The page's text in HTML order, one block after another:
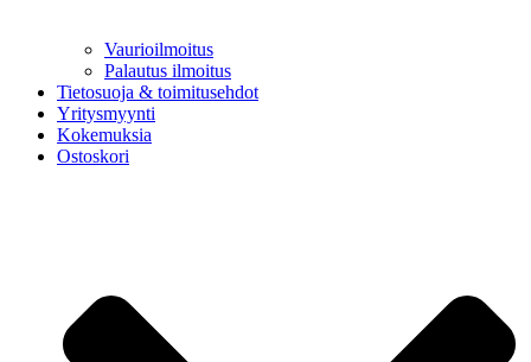
Vaurioilmoitus
Palautus ilmoitus
Tietosuoja & toimitusehdot
Yritysmyynti
Kokemuksia
Ostoskori